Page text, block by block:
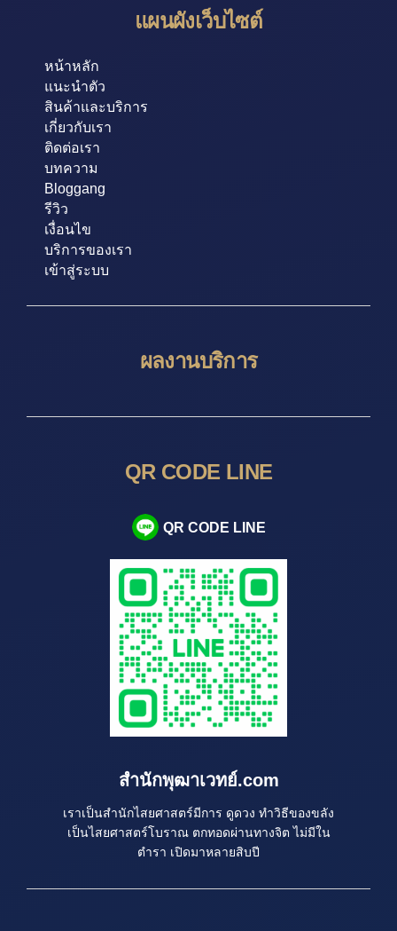
แผนผังเว็บไซต์
หน้าหลัก
แนะนำตัว
สินค้าและบริการ
เกี่ยวกับเรา
ติดต่อเรา
บทความ
Bloggang
รีวิว
เงื่อนไข
บริการของเรา
เข้าสู่ระบบ
ผลงานบริการ
QR CODE LINE
QR CODE LINE
สำนักพุฒาเวทย์.com
เราเป็นสำนักไสยศาสตร์มีการ ดูดวง ทำวิธีของขลัง
เป็นไสยศาสตร์โบราณ ตกทอดผ่านทางจิต ไม่มีใน
ตำรา เปิดมาหลายสิบปี